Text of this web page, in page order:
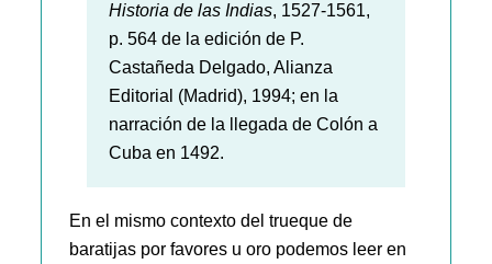
Historia de las Indias, 1527-1561,
p. 564 de la edición de P.
Castañeda Delgado, Alianza
Editorial (Madrid), 1994; en la
narración de la llegada de Colón a
Cuba en 1492.
En el mismo contexto del trueque de
baratijas por favores u oro podemos leer en